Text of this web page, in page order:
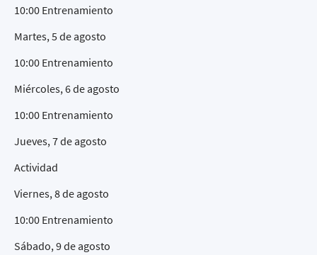
10:00 Entrenamiento
Martes, 5 de agosto
10:00 Entrenamiento
Miércoles, 6 de agosto
10:00 Entrenamiento
Jueves, 7 de agosto
Actividad
Viernes, 8 de agosto
10:00 Entrenamiento
Sábado, 9 de agosto